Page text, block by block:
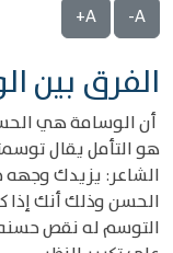
A-
A+
الفرق بين
أن الوسامة هي
هو التأمل يقال
الشاعر: يزيدك وجهه
الحسن وذلك أنك
التوسم له نقص